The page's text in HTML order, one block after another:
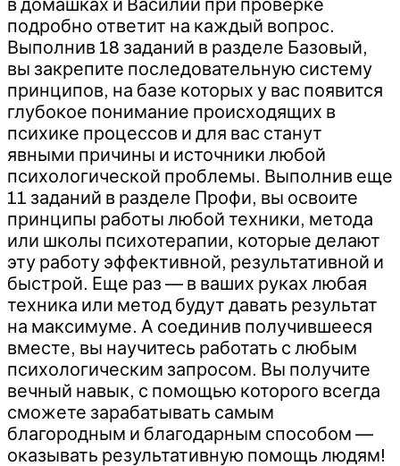
в домашках и Василий при проверке
подробно ответит на каждый вопрос.
Выполнив 18 заданий в разделе Базовый,
вы закрепите последовательную систему
принципов, на базе которых у вас появится
глубокое понимание происходящих в
психике процессов и для вас станут
явными причины и источники любой
психологической проблемы. Выполнив еще
11 заданий в разделе Профи, вы освоите
принципы работы любой техники, метода
или школы психотерапии, которые делают
эту работу эффективной, результативной и
быстрой. Еще раз — в ваших руках любая
техника или метод будут давать результат
на максимуме. А соединив получившееся
вместе, вы научитесь работать с любым
психологическим запросом. Вы получите
вечный навык, с помощью которого всегда
сможете зарабатывать самым
благородным и благодарным способом —
оказывать результативную помощь людям!